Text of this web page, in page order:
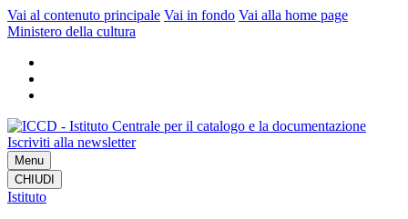
Vai al contenuto principale Vai in fondo Vai alla home page
Ministero della cultura
Iscriviti alla newsletter
Menu
CHIUDI
Istituto